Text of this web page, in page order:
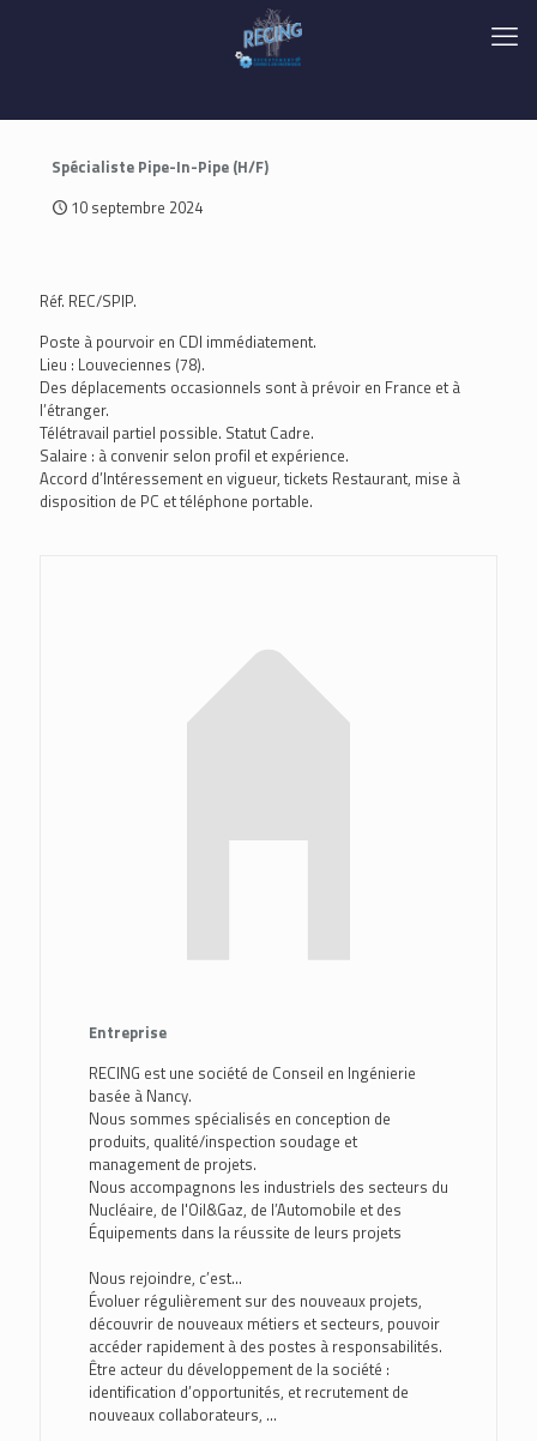
Spécialiste Pipe-In-Pipe (H/F)
10 septembre 2024
Réf. REC/SPIP.
Poste à pourvoir en CDI immédiatement.
Lieu : Louveciennes (78).
Des déplacements occasionnels sont à prévoir en France et à
l’étranger.
Télétravail partiel possible. Statut Cadre.
Salaire : à convenir selon profil et expérience.
Accord d’Intéressement en vigueur, tickets Restaurant, mise à
disposition de PC et téléphone portable.
Entreprise
RECING est une société de Conseil en Ingénierie
basée à Nancy.
Nous sommes spécialisés en conception de
produits, qualité/inspection soudage et
management de projets.
Nous accompagnons les industriels des secteurs du
Nucléaire, de l'Oil&Gaz, de l’Automobile et des
Équipements dans la réussite de leurs projets
Nous rejoindre, c’est...
Évoluer régulièrement sur des nouveaux projets,
découvrir de nouveaux métiers et secteurs, pouvoir
accéder rapidement à des postes à responsabilités.
Être acteur du développement de la société :
identification d’opportunités, et recrutement de
nouveaux collaborateurs, …